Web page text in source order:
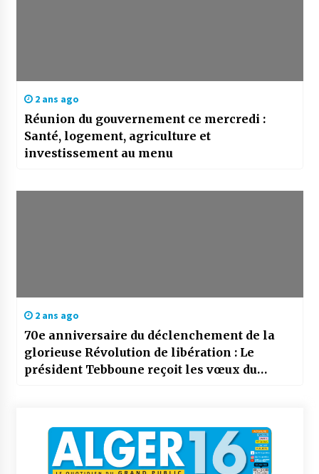
2 ans ago
Réunion du gouvernement ce mercredi :
Santé, logement, agriculture et
investissement au menu
2 ans ago
70e anniversaire du déclenchement de la
glorieuse Révolution de libération : Le
président Tebboune reçoit les vœux du